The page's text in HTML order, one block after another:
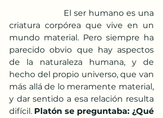
criatura corpórea que vive en un
mundo material. Pero siempre ha
parecido obvio que hay aspectos
de la naturaleza humana, y de
hecho del propio universo, que van
más allá de lo meramente material,
y dar sentido a esa relación resulta
difícil. Platón se preguntaba: ¿Qué